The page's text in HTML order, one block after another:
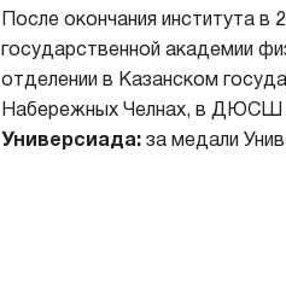
После окончания института
государственной академии
отделении в Казанском
Набережных Челнах, в ДЮСШ
Универсиада: за медали